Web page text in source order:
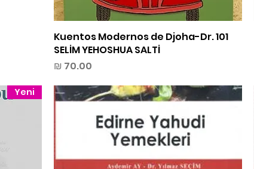
תצוגה מהירה
101 Kuentos Modernos de Djoha-Dr.
SELİM YEHOSHUA SALTİ
מחיר
Yeni